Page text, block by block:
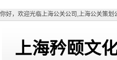
你好，欢迎光临上海公关公司,上海公关策
上海矜颐文